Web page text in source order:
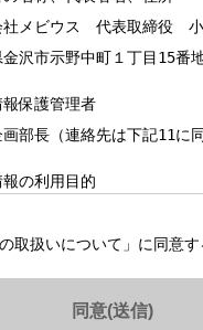
メビウス 代表取締役 小
市示野中町１丁目15番
報保護管理者
長（連絡先は下記11に同
報の利用目的
データとは、当社が
止を行う権限を有する個人
取扱いについて」に同意す